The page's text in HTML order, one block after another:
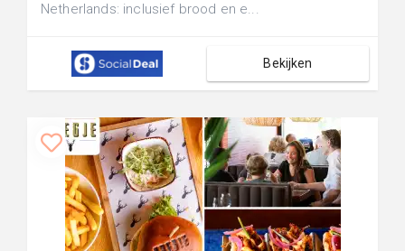
Netherlands: inclusief brood en e...
Bekijken